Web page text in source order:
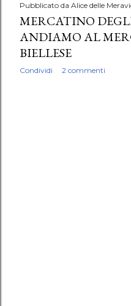
Pubblicato da Alice delle
MERCATINO
ANDIAMO AL
BIELLESE
Condividi 2 commenti